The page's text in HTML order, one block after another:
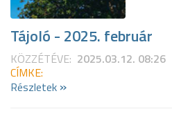
Tájoló - 2025. február
KÖZZÉTÉVE: 2025.03.12. 08:26
CÍMKE:
Részletek »